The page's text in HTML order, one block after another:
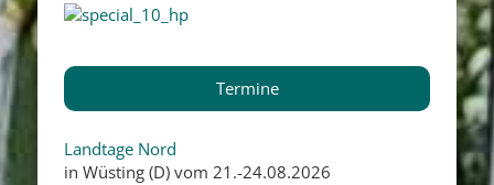
Termine
Landtage Nord
in Wüsting (D) vom 21.-24.08.2026